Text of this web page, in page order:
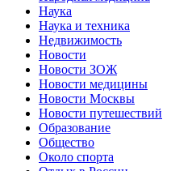
Наука
Наука и техника
Недвижимость
Новости
Новости ЗОЖ
Новости медицины
Новости Москвы
Новости путешествий
Образование
Общество
Около спорта